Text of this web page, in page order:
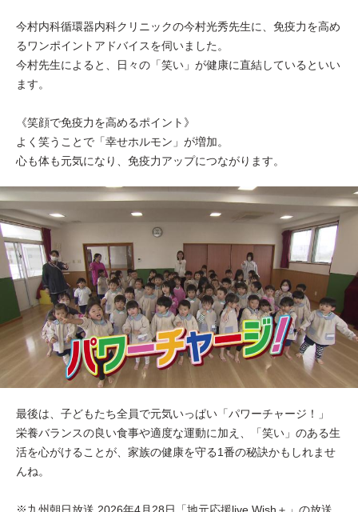
今村内科循環器内科クリニックの今村光秀先生に、免疫力を高め
るワンポイントアドバイスを伺いました。
今村先生によると、日々の「笑い」が健康に直結しているといい
ます。
《笑顔で免疫力を高めるポイント》
よく笑うことで「幸せホルモン」が増加。
心も体も元気になり、免疫力アップにつながります。
最後は、子どもたち全員で元気いっぱい「パワーチャージ！」
栄養バランスの良い食事や適度な運動に加え、「笑い」のある生
活を心がけることが、家族の健康を守る1番の秘訣かもしれませ
んね。